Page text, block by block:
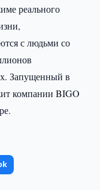
реального
с людьми со
Запущенный в
компании BIGO